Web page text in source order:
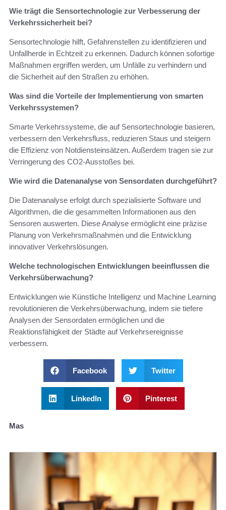
Wie trägt die Sensortechnologie zur Verbesserung der
Verkehrssicherheit bei?
Sensortechnologie hilft, Gefahrenstellen zu identifizieren und
Unfallherde in Echtzeit zu erkennen. Dadurch können sofortige
Maßnahmen ergriffen werden, um Unfälle zu verhindern und
die Sicherheit auf den Straßen zu erhöhen.
Was sind die Vorteile der Implementierung von smarten
Verkehrssystemen?
Smarte Verkehrssysteme, die auf Sensortechnologie basieren,
verbessern den Verkehrsfluss, reduzieren Staus und steigern
die Effizienz von Notdiensteinsätzen. Außerdem tragen sie zur
Verringerung des CO2-Ausstoßes bei.
Wie wird die Datenanalyse von Sensordaten durchgeführt?
Die Datenanalyse erfolgt durch spezialisierte Software und
Algorithmen, die die gesammelten Informationen aus den
Sensoren auswerten. Diese Analyse ermöglicht eine präzise
Planung von Verkehrsmaßnahmen und die Entwicklung
innovativer Verkehrslösungen.
Welche technologischen Entwicklungen beeinflussen die
Verkehrsüberwachung?
Entwicklungen wie Künstliche Intelligenz und Machine Learning
revolutionieren die Verkehrsüberwachung, indem sie tiefere
Analysen der Sensordaten ermöglichen und die
Reaktionsfähigkeit der Städte auf Verkehrsereignisse
verbessern.
Facebook Twitter
LinkedIn Pinterest
Mas